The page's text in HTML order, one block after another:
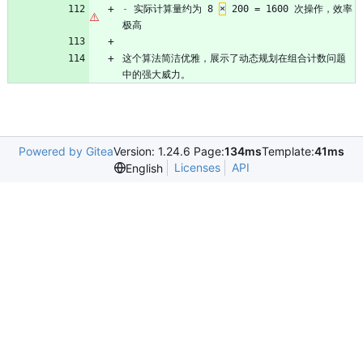
- 实际计算量约为 8 × 200 = 1600 次操作，效率
极高
这个算法简洁优雅，展示了动态规划在组合计数问题
中的强大威力。
Powered by GiteaVersion: 1.24.6 Page:134msTemplate:41ms
English
Licenses API